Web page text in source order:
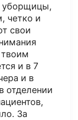
уборщицы,
четко и
свои
твоим
и в 7
и в
отделении
За